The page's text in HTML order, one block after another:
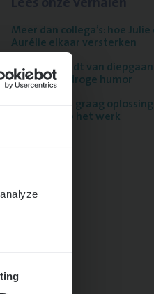
Meer dan collega’s: hoe Julie
Aurélie elkaar versterken
Mathias houdt van
dossiers én droge humor
Thalia zoekt graag
games én op het werk